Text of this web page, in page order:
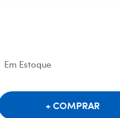
Em Estoque
COMPRAR